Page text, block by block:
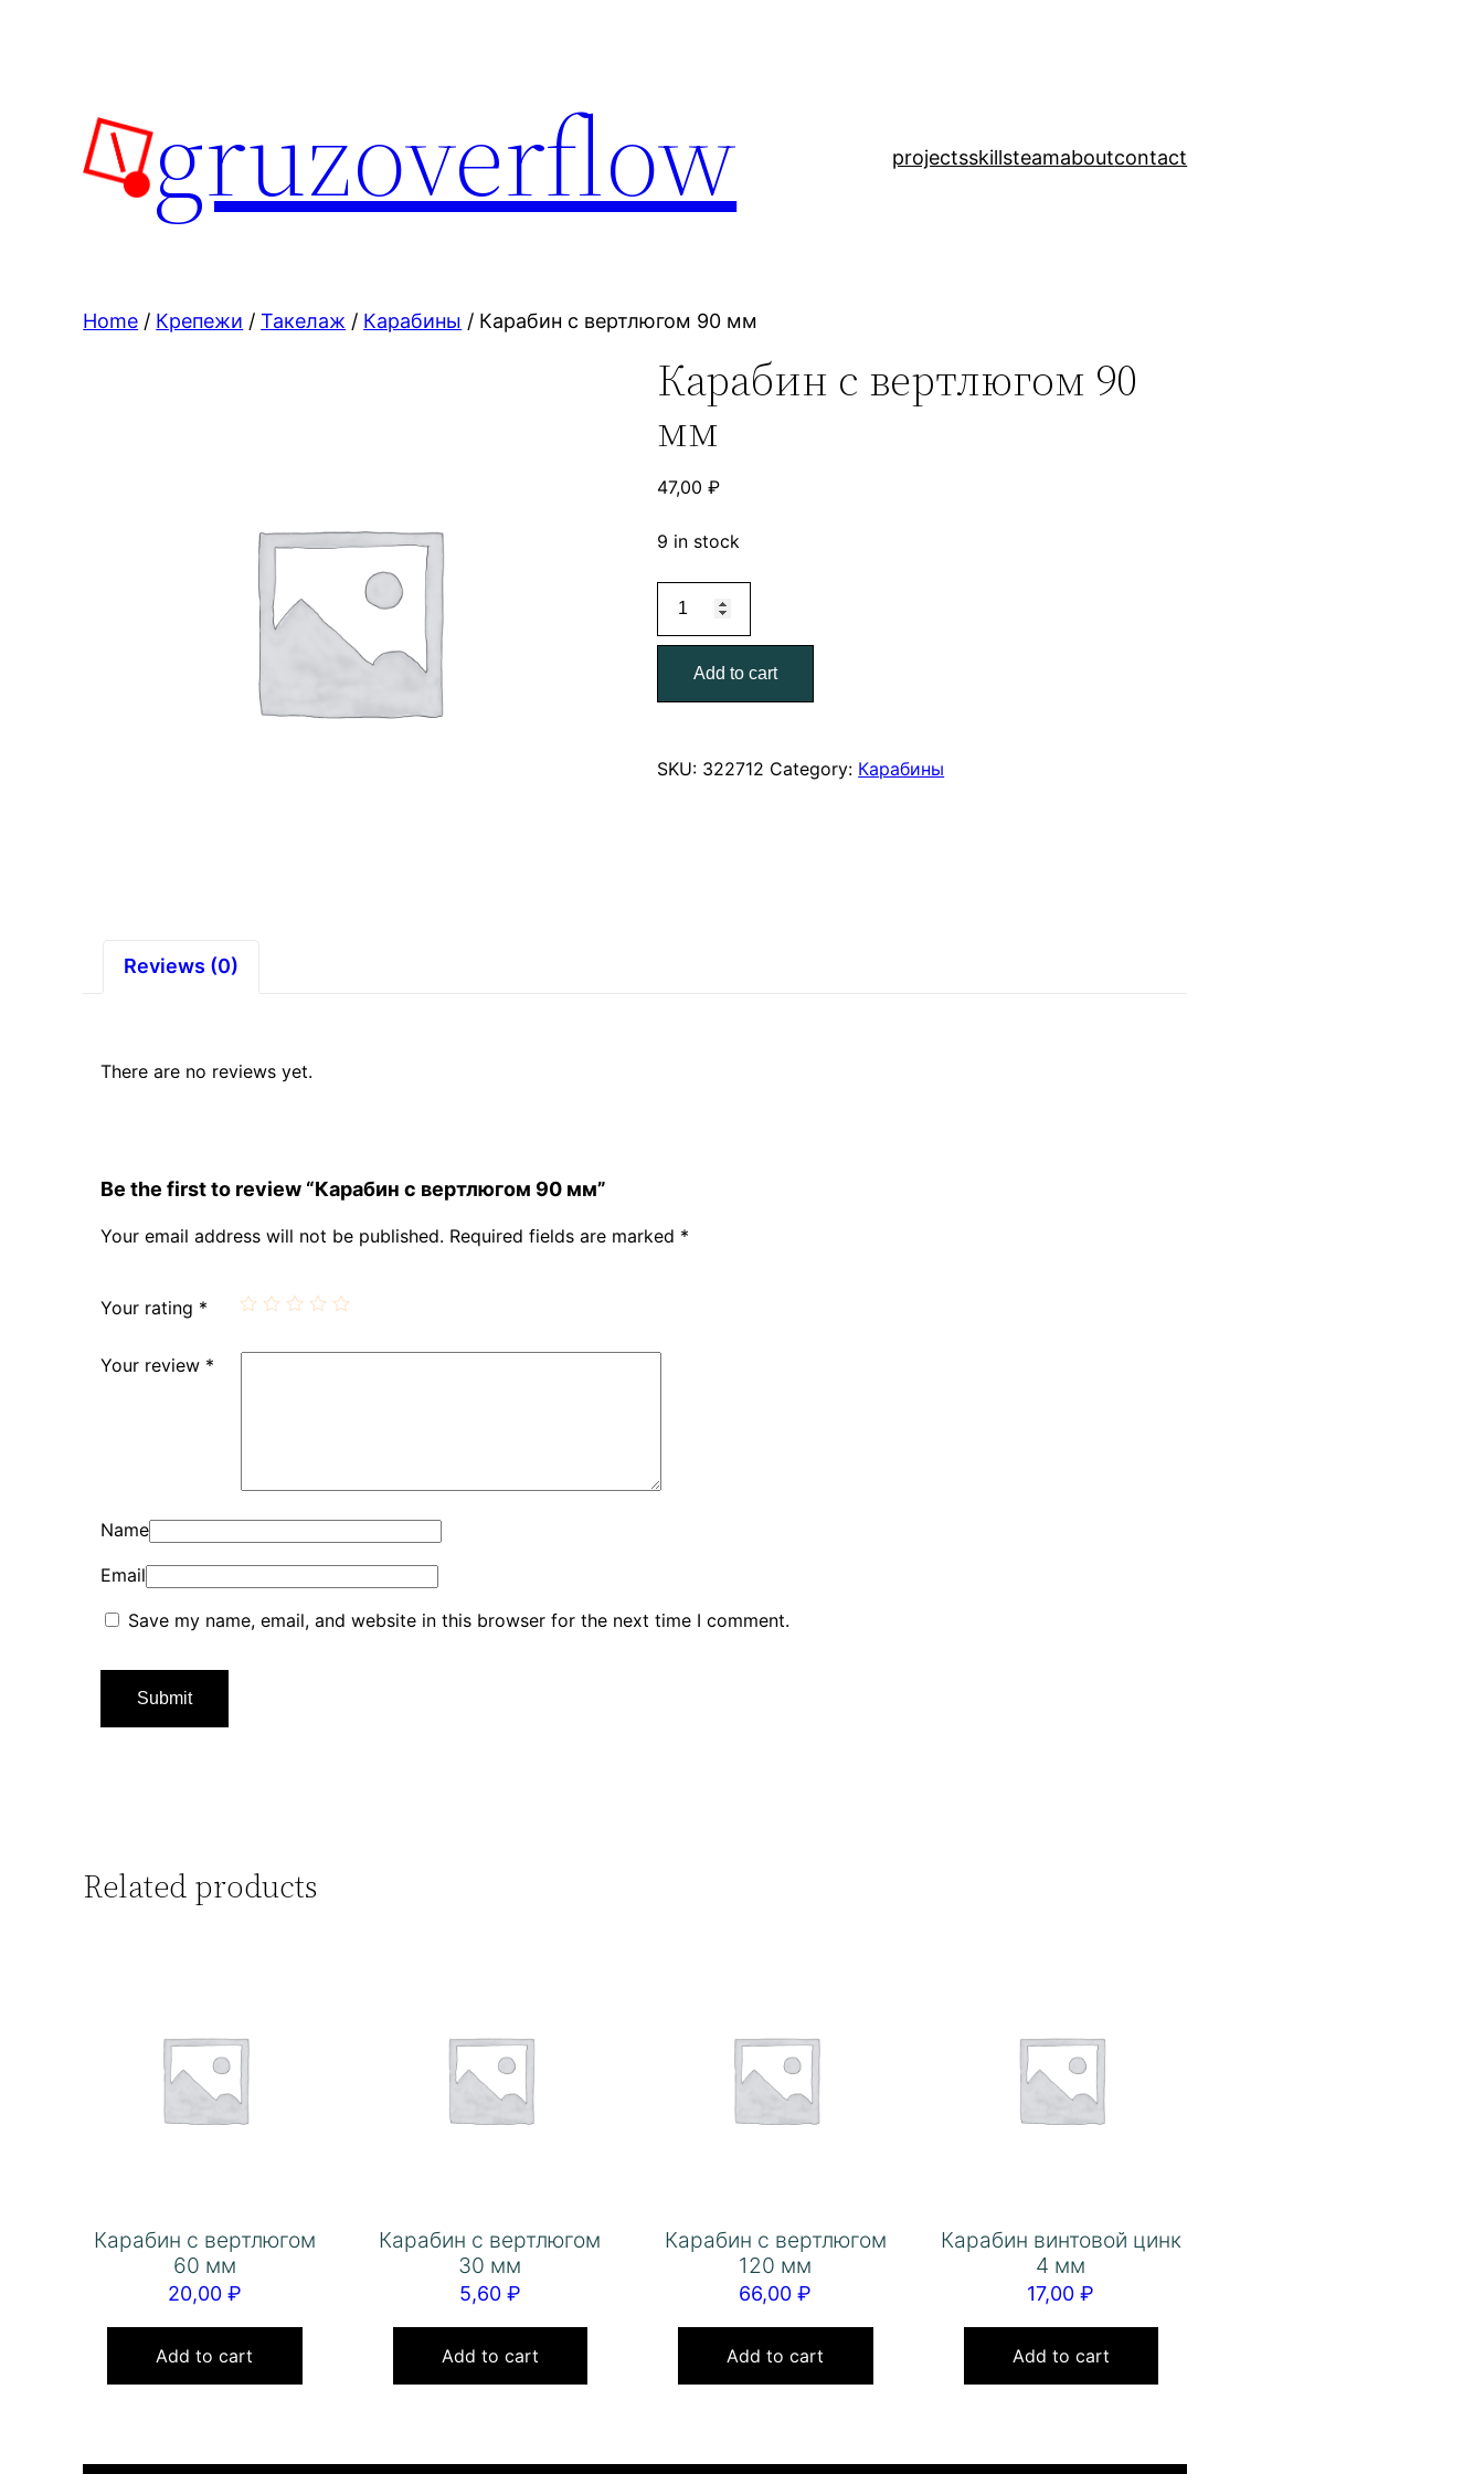
gruzoverflow projectsskillsteamaboutcontact
Home / Крепежи /Такелаж / Карабины / Карабин с вертлюгом 90 мм
Карабин с вертлюгом 90
мм
47,00₽
9 in stock
вертлюгом
мм
Add to cart
SKU: 322712 Category: Карабины
Reviews (0)
There are no reviews yet.
Be the first to review “Карабин с вертлюгом 90 мм”
Your email address will not be published. Required fields are marked *
Your rating *
Your review *
Name
Email
Save my name, email, and website in this browser for the next time I comment.
Related products
Карабин с вертлюгом
60 мм
20,00 ₽
Add to cart
Карабин с вертлюгом
30 мм
5,60 ₽
Add to cart
Карабин с вертлюгом
120 мм
66,00₽
Add to cart
Карабин винтовой цинк
4 мм
17,00₽
Add to cart